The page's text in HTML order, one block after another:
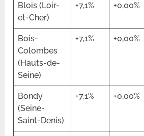
Blois (Loir-
et-Cher)
+7,1% +0,00%
Bois-
Colombes
(Hauts-de-
Seine)
+7,1% +0,00%
Bondy
(Seine-
Saint-Denis)
+7,1% +0,00%